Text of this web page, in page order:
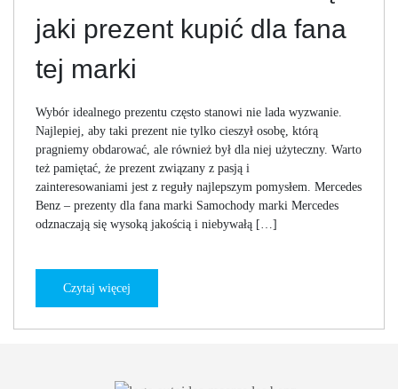
jaki prezent kupić dla fana
tej marki
Wybór idealnego prezentu często stanowi nie lada wyzwanie.
Najlepiej, aby taki prezent nie tylko cieszył osobę, którą
pragniemy obdarować, ale również był dla niej użyteczny. Warto
też pamiętać, że prezent związany z pasją i
zainteresowaniami jest z reguły najlepszym pomysłem. Mercedes
Benz – prezenty dla fana marki Samochody marki Mercedes
odznaczają się wysoką jakością i niebywałą […]
Czytaj więcej